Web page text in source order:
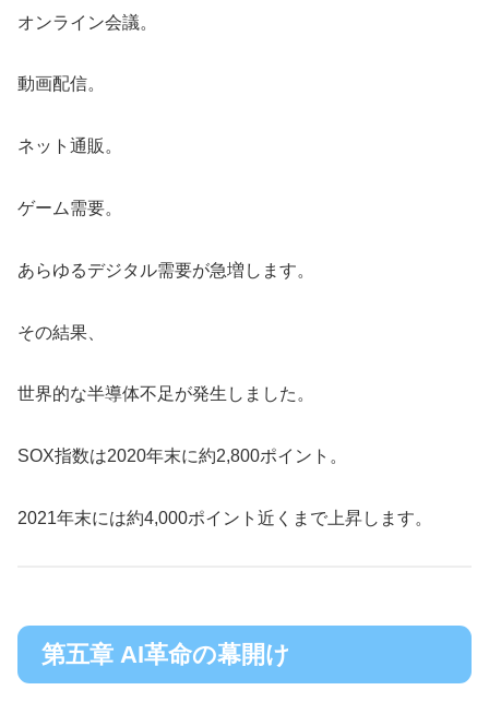
オンライン会議。
動画配信。
ネット通販。
ゲーム需要。
あらゆるデジタル需要が急増します。
その結果、
世界的な半導体不足が発生しました。
SOX指数は2020年末に約2,800ポイント。
2021年末には約4,000ポイント近くまで上昇します。
第五章 AI革命の幕開け